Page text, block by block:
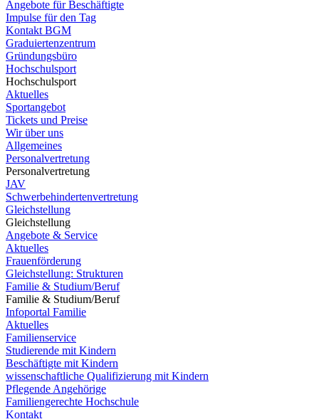
Angebote für Beschäftigte
Impulse für den Tag
Kontakt BGM
Graduiertenzentrum
Gründungsbüro
Hochschulsport
Hochschulsport
Aktuelles
Sportangebot
Tickets und Preise
Wir über uns
Allgemeines
Personalvertretung
Personalvertretung
JAV
Schwerbehindertenvertretung
Gleichstellung
Gleichstellung
Angebote & Service
Aktuelles
Frauenförderung
Gleichstellung: Strukturen
Familie & Studium/Beruf
Familie & Studium/Beruf
Infoportal Familie
Aktuelles
Familienservice
Studierende mit Kindern
Beschäftigte mit Kindern
wissenschaftliche Qualifizierung mit Kindern
Pflegende Angehörige
Familiengerechte Hochschule
Kontakt